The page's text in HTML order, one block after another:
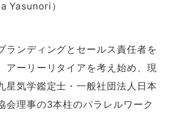
Yasunori）
ランディングとセールス責任者を
アーリーリタイアを考え始め、現
星気学鑑定士・一般社団法人日本
会理事の3本柱のパラレルワーク